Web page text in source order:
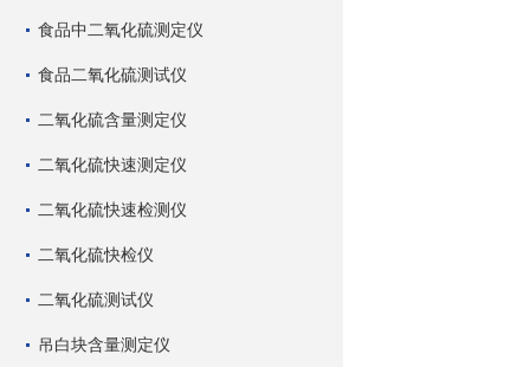
食品中二氧化硫测定仪
食品二氧化硫测试仪
二氧化硫含量测定仪
二氧化硫快速测定仪
二氧化硫快速检测仪
二氧化硫快检仪
二氧化硫测试仪
吊白块含量测定仪